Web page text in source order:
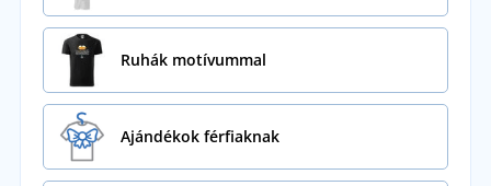
Ruhák motívummal
Ajándékok férfiaknak